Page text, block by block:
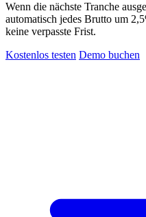
Wenn die nächste Tranche
automatisch jedes Brutto um
keine verpasste Frist.
Kostenlos testen Demo buchen